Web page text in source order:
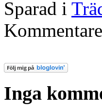
Sparad i
Inga